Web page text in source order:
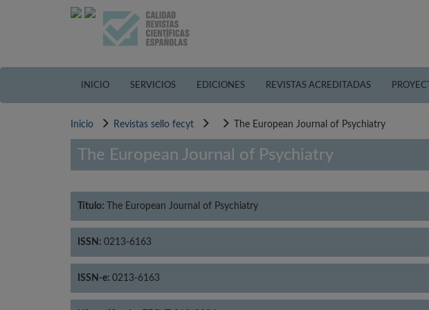
INICIO SERVICIOS EDICIONES REVISTAS ACREDITADAS
Inicio Revistas sello fecyt The European Journal of Psychiatry
The European Journal of Psychiatry
Título: The European Journal of Psychiatry
ISSN: 0213-6163
ISSN-e: 0213-6163